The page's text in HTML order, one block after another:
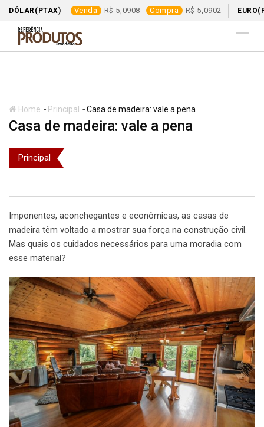
DÓLAR(PTAX) Venda 5,0908 Compra 5,0902
Home - Principal -Casa de madeira: vale a pena
Casa de madeira: vale a pena
Principal
Imponentes, aconchegantes e econômicas, as casas de
madeira têm voltado a mostrar sua força na construção civil.
Mas quais os cuidados necessários para uma moradia com
esse material?